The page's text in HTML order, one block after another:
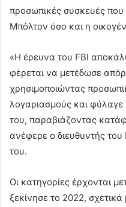
προσωπικές συσκευές
Μπόλτον όσο και η
«Η έρευνα του FBI
φέρεται να μετέδωσε
χρησιμοποιώντας
λογαριασμούς και
του, παραβιάζοντας
ανέφερε ο διευθυντής
του.
Οι κατηγορίες έρχονται
ξεκίνησε το 2022,